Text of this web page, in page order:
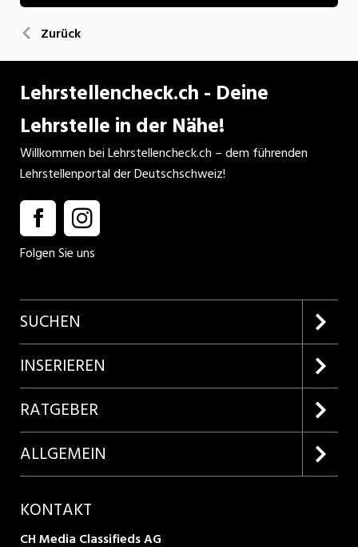
Zurück
Lehrstellencheck.ch - Deine
Lehrstelle in der Nähe!
Willkommen bei Lehrstellencheck.ch – dem führenden
Lehrstellenportal der Deutschschweiz!
Folgen Sie uns
SUCHEN
Firmenprofile entdecken
Lehrstellen suchen
INSERIEREN
Kundenlogin
Inserieren
Produkte
RATGEBER
Lehrberufe entdecken
ALLGEMEIN
AGB
KONTAKT
CH Media Classifieds AG